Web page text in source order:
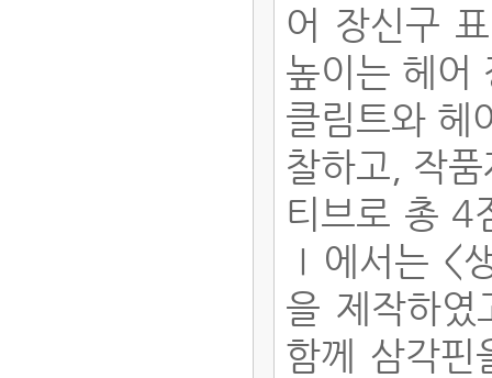
어 장신구
높이는 헤어
클림트와 헤
찰하고, 작
티브로 총 4
Ⅰ에서는 <
을 제작하
함께 삼각